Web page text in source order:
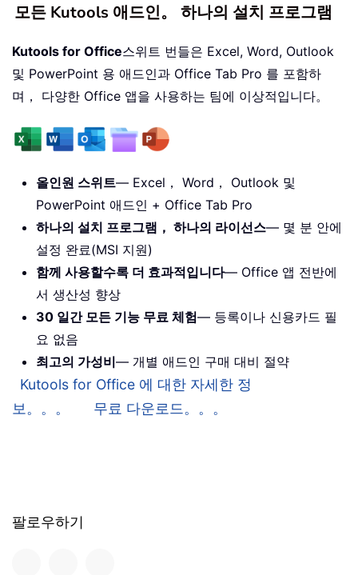
모든 Kutools 애드인。 하나의 설치 프로그램
Kutools for Office스위트 번들은 Excel, Word, Outlook
및 PowerPoint 용 애드인과 Office Tab Pro 를 포함하
며， 다양한 Office 앱을 사용하는 팀에 이상적입니다。
올인원 스위트— Excel， Word， Outlook 및
PowerPoint 애드인 + Office Tab Pro
하나의 설치 프로그램， 하나의 라이선스— 몇 분 안에
설정 완료(MSI 지원)
함께 사용할수록 더 효과적입니다— Office 앱 전반에
서 생산성 향상
30 일간 모든 기능 무료 체험— 등록이나 신용카드 필
요 없음
최고의 가성비— 개별 애드인 구매 대비 절약
Kutools for Office 에 대한 자세한 정
보。。。
무료 다운로드。。。
팔로우하기